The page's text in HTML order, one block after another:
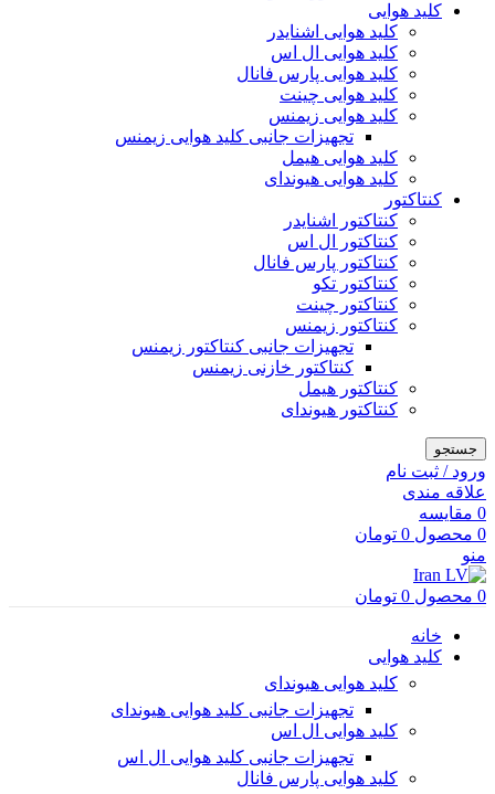
کلید هوایی
کلید هوایی اشنایدر
کلید هوایی ال اس
کلید هوایی پارس فانال
کلید هوایی چینت
کلید هوایی زیمنس
تجهیزات جانبی کلید هوایی زیمنس
کلید هوایی هیمل
کلید هوایی هیوندای
کنتاکتور
کنتاکتور اشنایدر
کنتاکتور ال اس
کنتاکتور پارس فانال
کنتاکتور تکو
کنتاکتور چینت
کنتاکتور زیمنس
تجهیزات جانبی کنتاکتور زیمنس
کنتاکتور خازنی زیمنس
کنتاکتور هیمل
کنتاکتور هیوندای
جستجو
ورود / ثبت نام
علاقه مندی
0 مقایسه
0 محصول 0 تومان
منو
0 محصول 0 تومان
خانه
کلید هوایی
کلید هوایی هیوندای
تجهیزات جانبی کلید هوایی هیوندای
کلید هوایی ال اس
تجهیزات جانبی کلید هوایی ال اس
کلید هوایی پارس فانال